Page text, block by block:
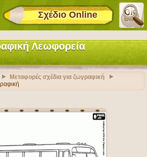
Σχέδιο Online
Λεωφορεία
Μεταφορές σχέδια για ζωγραφική